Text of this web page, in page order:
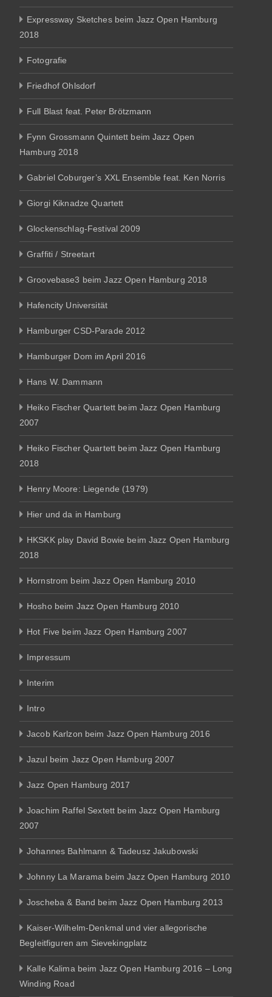
Expressway Sketches beim Jazz Open Hamburg
2018
Fotografie
Friedhof Ohlsdorf
Full Blast feat. Peter Brötzmann
Fynn Grossmann Quintett beim Jazz Open
Hamburg 2018
Gabriel Coburger’s XXL Ensemble feat. Ken Norris
Giorgi Kiknadze Quartett
Glockenschlag-Festival 2009
Graffiti / Streetart
Groovebase3 beim Jazz Open Hamburg 2018
Hafencity Universität
Hamburger CSD-Parade 2012
Hamburger Dom im April 2016
Hans W. Dammann
Heiko Fischer Quartett beim Jazz Open Hamburg
2007
Heiko Fischer Quartett beim Jazz Open Hamburg
2018
Henry Moore: Liegende (1979)
Hier und da in Hamburg
HKSKK play David Bowie beim Jazz Open Hamburg
2018
Hornstrom beim Jazz Open Hamburg 2010
Hosho beim Jazz Open Hamburg 2010
Hot Five beim Jazz Open Hamburg 2007
Impressum
Interim
Intro
Jacob Karlzon beim Jazz Open Hamburg 2016
Jazul beim Jazz Open Hamburg 2007
Jazz Open Hamburg 2017
Joachim Raffel Sextett beim Jazz Open Hamburg
2007
Johannes Bahlmann & Tadeusz Jakubowski
Johnny La Marama beim Jazz Open Hamburg 2010
Joscheba & Band beim Jazz Open Hamburg 2013
Kaiser-Wilhelm-Denkmal und vier allegorische
Begleitfiguren am Sievekingplatz
Kalle Kalima beim Jazz Open Hamburg 2016 – Long
Winding Road